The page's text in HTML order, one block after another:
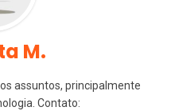
M.
assuntos, principalmente
Contato: